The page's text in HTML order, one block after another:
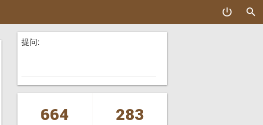
power_settings_new search
提问:
664 283